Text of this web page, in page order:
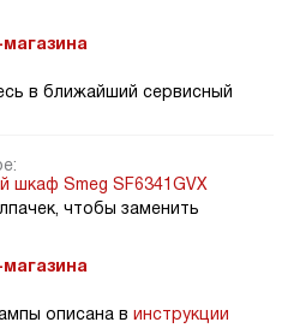
в ближайший сервисный
шкаф Smeg SF6341GVX
чтобы заменить
описана в инструкции